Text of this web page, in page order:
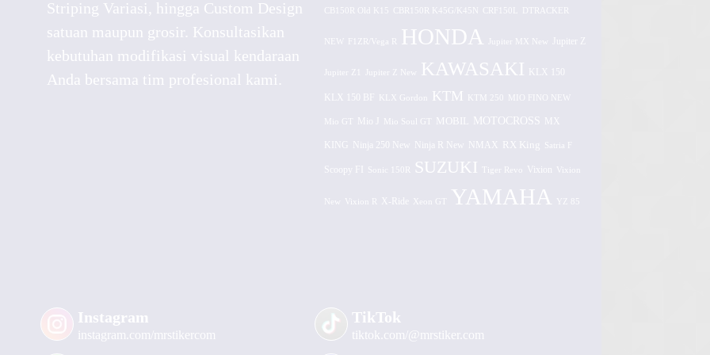
Striping Variasi, hingga Custom Design
satuan maupun grosir. Konsultasikan
kebutuhan modifikasi visual kendaraan
Anda bersama tim profesional kami.
CB150R Old K15 CBR150R K45G/K45N CRF150L DTRACKER
NEW F1ZR/Vega R HONDA Jupiter MX New Jupiter Z
Jupiter Z1 Jupiter Z New KAWASAKI KLX 150
KLX 150 BF KLX Gordon KTM KTM 250 MIO FINO NEW
Mio GT Mio J Mio Soul GT MOBIL MOTOCROSS MX
KING Ninja 250 New Ninja R New NMAX RX King Satria F
Scoopy FI Sonic 150R SUZUKI Tiger Revo Vixion Vixion
Vixion R X-Ride Xeon GT YAMAHA YZ 85
Instagram
instagram.com/mrstikercom
TikTok
tiktok.com/@mrstiker.com